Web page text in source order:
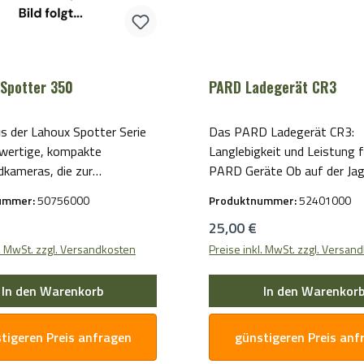
Sie werden die Qualität
dieser Hülle zu
Spotter 350
der Lahoux Spotter Serie
kompakte
die zur
bietet das
das schärfste Bild
Leistung seiner Klasse.
nichts verborgen. Die
Elektronik und die
unterbrechungsfreie
50756000
zzgl. Versandkosten
In den Warenkorb
Preis anfragen
PARD Ladegerät CR3
Das PARD Ladegerät CR3:
Langlebigkeit und Leistung
PARD Geräte Ob auf der
Ladegerät CR3 haben Sie
zuverlässige Energiequelle
PARD Geräte. Dieses
und liefert eine konstante
Stromversorgung, um die
gewährleisten. Das PARD Ladegerät
Produktnummer:52401000
Regulärer Preis:
25,00 €
Preise inkl. MwSt. zzgl.
In den Warenkorb
günstigeren Preis